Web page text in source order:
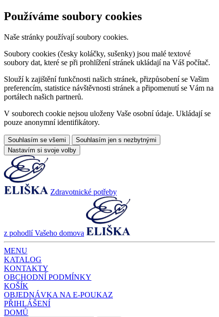
Používáme soubory cookies
Naše stránky používají soubory cookies.
Soubory cookies (česky koláčky, sušenky) jsou malé textové
soubory dat, které se při prohlížení stránek ukládají na Váš počítač.
Slouží k zajištění funkčnosti našich stránek, přizpůsobení se Vašim
preferencím, statistice návštěvnosti stránek a připomenutí se Vám na
portálech našich partnerů.
V souborech cookie nejsou uloženy Vaše osobní údaje. Ukládají se
pouze anonymní identifikátory.
Souhlasím se všemi
Souhlasím jen s nezbytnými
Nastavím si svoje volby
Zdravotnické potřeby
z pohodlí Vašeho domova
MENU
KATALOG
KONTAKTY
OBCHODNÍ PODMÍNKY
KOŠÍK
OBJEDNÁVKA NA E-POUKAZ
PŘIHLÁŠENÍ
DOMŮ